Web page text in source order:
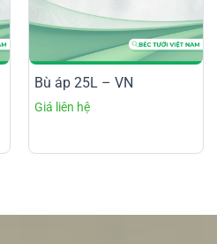
Bù áp 25L – VN